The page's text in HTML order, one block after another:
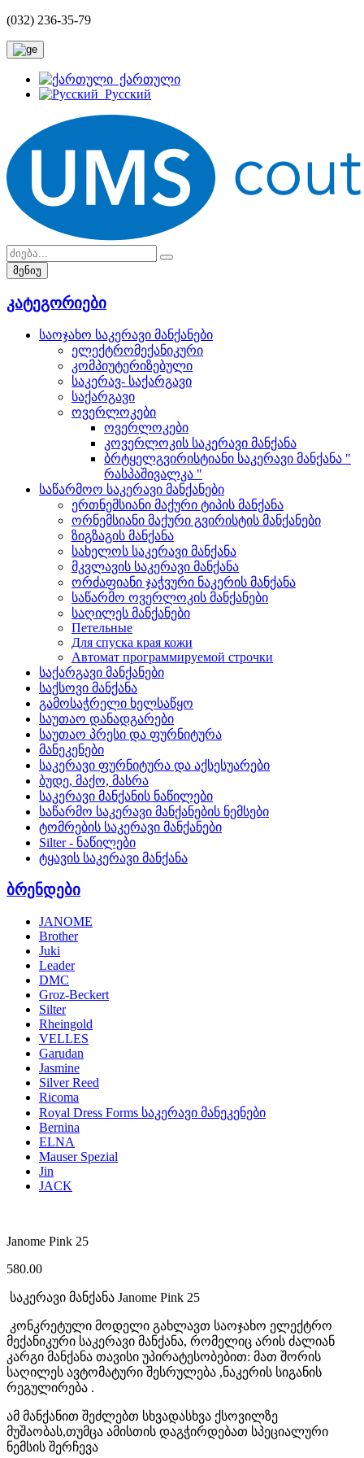
(032) 236-35-79
ქართული
Русский
მენიუ
კატეგორიები
საოჯახო საკერავი მანქანები
ელექტრომექანიკური
კომპიუტერიზებული
საკერავ- საქარგავი
საქარგავი
ოვერლოკები
ოვერლოკები
კოვერლოკის საკერავი მანქანა
ბრტყელგვირისტიანი საკერავი მანქანა "
რასპაშივალკა "
საწარმოო საკერავი მანქანები
ერთნემსიანი მაქური ტიპის მანქანა
ორნემსიანი მაქური გვირისტის მანქანები
ზიგზაგის მანქანა
სახელოს საკერავი მანქანა
მკვლავის საკერავი მანქანა
ორძაფიანი ჯაჭვური ნაკერის მანქანა
საწარმო ოვერლოკის მანქანები
საღილეს მანქანები
Петельные
Для спуска края кожи
Автомат программируемой строчки
საქარგავი მანქანები
საქსოვი მანქანა
გამოსაჭრელი ხელსაწყო
საუთაო დანადგარები
საუთაო პრესი და ფურნიტურა
მანეკენები
საკერავი ფურნიტურა და აქსესუარები
ბუდე, მაქო, მასრა
საკერავი მანქანის ნაწილები
საწარმო საკერავი მანქანების ნემსები
ტომრების საკერავი მანქანები
Silter - ნაწილები
ტყავის საკერავი მანქანა
ბრენდები
JANOME
Brother
Juki
Leader
DMC
Groz-Beckert
Silter
Rheingold
VELLES
Garudan
Jasmine
Silver Reed
Ricoma
Royal Dress Forms საკერავი მანეკენები
Bernina
ELNA
Mauser Spezial
Jin
JACK
Janome Pink 25
580.00
საკერავი მანქანა Janome Pink 25
კონკრეტული მოდელი გახლავთ საოჯახო ელექტრო
მექანიკური საკერავი მანქანა, რომელიც არის ძალიან
კარგი მანქანა თავისი უპირატესობებით: მათ შორის
საღილეს ავტომატური შესრულება ,ნაკერის სიგანის
რეგულირება .
ამ მანქანით შეძლებთ სხვადასხვა ქსოვილზე
მუშაობას,თუმცა ამისთის დაგჭირდებათ სპეციალური
ნემსის შერჩევა